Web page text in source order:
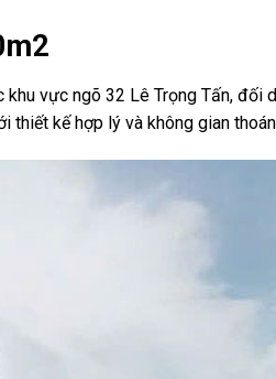
vực ngõ 32 Lê Trọng Tấn,
thiết kế hợp lý và không gian